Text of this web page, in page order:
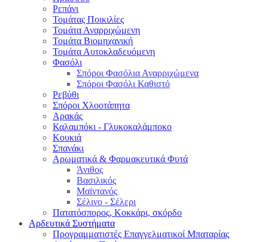
Ρεπάνι
Τομάτας Ποικιλίες
Τομάτα Αναρριχώμενη
Τομάτα Βιομηχανική
Τομάτα Αυτοκλαδευόμενη
Φασόλι
Σπόροι Φασόλια Αναρριχώμενα
Σπόροι Φασόλι Καθιστό
Ρεβύθι
Σπόροι Χλοοτάπητα
Αρακάς
Καλαμπόκι - Γλυκοκαλάμποκο
Κουκιά
Σπανάκι
Αρωματικά & Φαρμακευτικά Φυτά
Άνιθος
Βασιλικός
Μαϊντανός
Σέλινο - Σέλερι
Πατατόσπορος, Κοκκάρι, σκόρδο
Αρδευτικά Συστήματα
Προγραμματιστές Επαγγελματικοί Μπαταρίας